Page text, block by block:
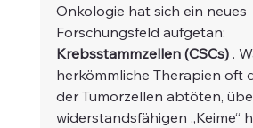
Onkologie hat sich ein neues
Forschungsfeld aufgetan:
Krebsstammzellen (CSCs) .
herkömmliche Therapien oft
der Tumorzellen abtöten,
widerstandsfähigen „Keime“